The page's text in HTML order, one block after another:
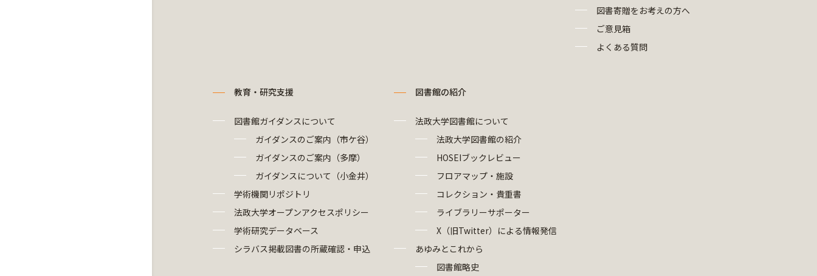
図書寄贈をお考えの方へ
ご意見箱
よくある質問
教育・研究支援
図書館ガイダンスについて
ガイダンスのご案内（市ケ谷）
ガイダンスのご案内（多摩）
ガイダンスについて（小金井）
学術機関リポジトリ
法政大学オープンアクセスポリシー
学術研究データベース
シラバス掲載図書の所蔵確認・申込
図書館の紹介
法政大学図書館について
法政大学図書館の紹介
HOSEIブックレビュー
フロアマップ・施設
コレクション・貴重書
ライブラリーサポーター
X（旧Twitter）による情報発信
あゆみとこれから
図書館略史